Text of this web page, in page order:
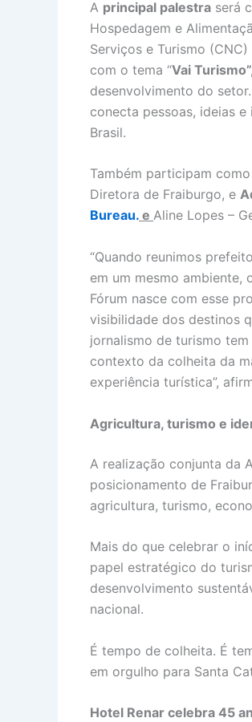
A principal palestra será
Hospedagem e
Serviços e Turismo
com o tema “Vai
desenvolvimento do
conecta pessoas, ideias
Brasil.
Também participam como
Diretora de Fraiburgo, e
Bureau. e Aline Lopes –
“Quando reunimos
em um mesmo ambiente,
Fórum nasce com esse
visibilidade dos destinos
jornalismo de turismo
contexto da colheita da
experiência turística”,
Agricultura, turismo e
A realização conjunta da
posicionamento de
agricultura, turismo,
Mais do que celebrar o
papel estratégico do
desenvolvimento
nacional.
É tempo de colheita. É
em orgulho para Santa
Hotel Renar celebra 45